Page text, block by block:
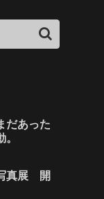
だあった
真展 開